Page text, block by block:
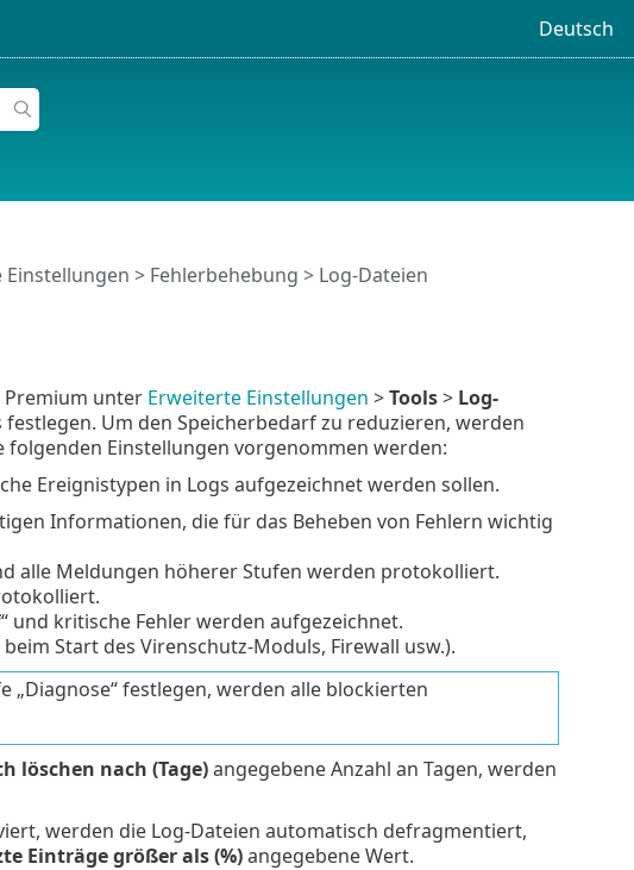
Deutsch
Einstellungen > Fehlerbehebung > Log-Dateien
Premium unter Erweiterte Einstellungen >Tools> Log-
Um den Speicherbedarf zu reduzieren, werden
Einstellungen vorgenommen werden:
Ereignistypen in Logs aufgezeichnet werden sollen.
Informationen, die für das Beheben von Fehlern wichtig
alle Meldungen höherer Stufen werden protokolliert.
“ und kritische Fehler werden aufgezeichnet.
Start des Virenschutz-Moduls, Firewall usw.).
festlegen, werden alle blockierten
löschen nach (Tage)angegebene Anzahl an Tagen, werden
werden die Log-Dateien automatisch defragmentiert,
Einträge größer als (%)angegebene Wert.